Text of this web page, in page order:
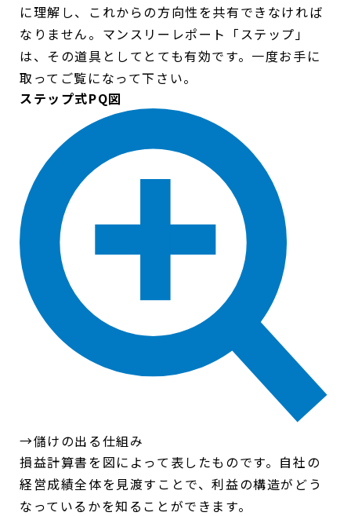
に理解し、これからの方向性を共有できなければ
なりません。マンスリーレポート「ステップ」
は、その道具としてとても有効です。一度お手に
取ってご覧になって下さい。
ステップ式PQ図
→儲けの出る仕組み
損益計算書を図によって表したものです。自社の
経営成績全体を見渡すことで、利益の構造がどう
なっているかを知ることができます。